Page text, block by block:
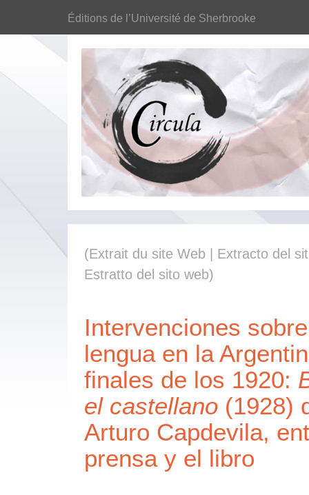
Éditions de l’Université de Sherbrooke
(Extrait du site Web | Extracto del
Estratto del sito web)
Intervenciones
lengua en la
finales de los 1920:
el castellano(1928)
Arturo Capdevila,
prensa y el libro